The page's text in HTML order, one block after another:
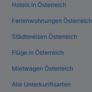
Hotels in Österreich
Ferienwohnungen Österreich
Städtereisen Österreich
Flüge in Österreich
Mietwagen Österreich
Alle Unterkunftsarten